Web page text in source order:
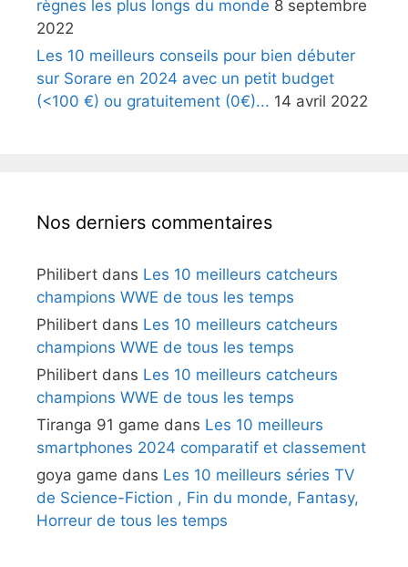
règnes les plus longs du monde 8 septembre
2022
Les 10 meilleurs conseils pour bien débuter
sur Sorare en 2024 avec un petit budget
(<100 €) ou gratuitement (0€)... 14 avril 2022
Nos derniers commentaires
Philibert dans Les 10 meilleurs catcheurs
champions WWE de tous les temps
Philibert dans Les 10 meilleurs catcheurs
champions WWE de tous les temps
Philibert dans Les 10 meilleurs catcheurs
champions WWE de tous les temps
Tiranga 91 game dans Les 10 meilleurs
smartphones 2024 comparatif et classement
goya game dans Les 10 meilleurs séries TV
de Science-Fiction , Fin du monde, Fantasy,
Horreur de tous les temps